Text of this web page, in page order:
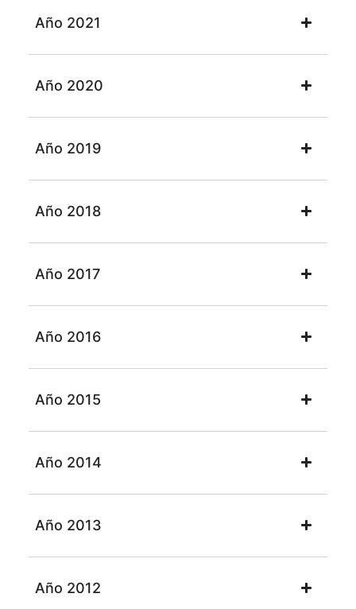
Año 2021
Año 2020
Año 2019
Año 2018
Año 2017
Año 2016
Año 2015
Año 2014
Año 2013
Año 2012